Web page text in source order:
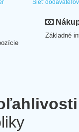
Sieť dodávateľov
Základné